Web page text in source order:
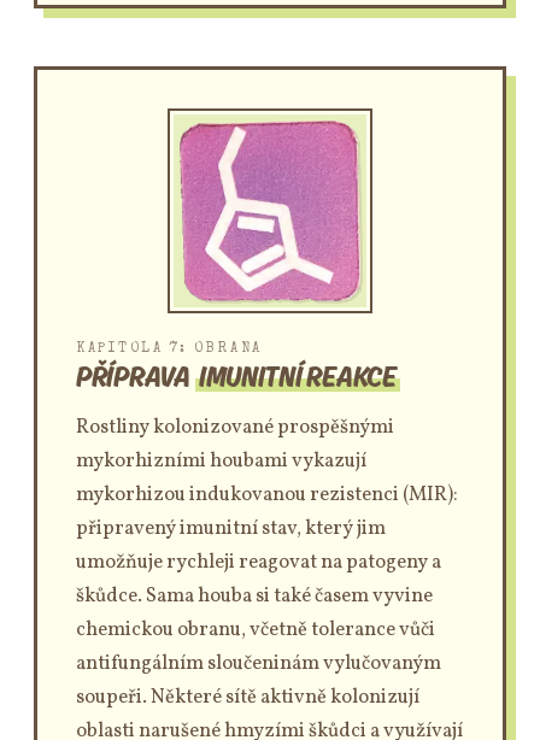
KAPITOLA 7: OBRANA
PŘÍPRAVA IMUNITNÍ REAKCE
Rostliny kolonizované prospěšnými
mykorhizními houbami vykazují
mykorhizou indukovanou rezistenci (MIR):
připravený imunitní stav, který jim
umožňuje rychleji reagovat na patogeny a
škůdce. Sama houba si také časem vyvine
chemickou obranu, včetně tolerance vůči
antifungálním sloučeninám vylučovaným
soupeři. Některé sítě aktivně kolonizují
oblasti narušené hmyzími škůdci a využívají